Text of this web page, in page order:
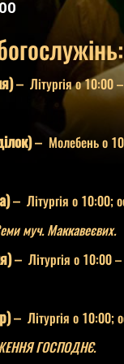
– Літургія о 10:00 –
– Молебень о
– Літургія о 10:00;
муч. Маккавеєвих.
– Літургія о 10:00 –
– Літургія о 10:00;
ГОСПОДНЄ.